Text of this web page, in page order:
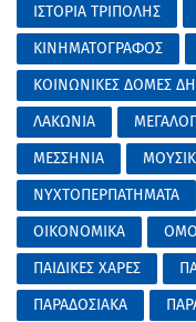
ΙΣΤΟΡΙΑ ΤΡΙΠΟΛΗΣ
ΚΙΝΗΜΑΤΟΓΡΑΦΟΣ
ΚΟΙΝΩΝΙΚΕΣ ΔΟΜΕΣ
ΛΑΚΩΝΙΑ
ΜΕΣΣΗΝΙΑ
ΝΥΧΤΟΠΕΡΠΑΤΗΜΑΤΑ
ΟΙΚΟΝΟΜΙΚΑ
ΠΑΙΔΙΚΕΣ ΧΑΡΕΣ
ΠΑΡΑΔΟΣΙΑΚΑ